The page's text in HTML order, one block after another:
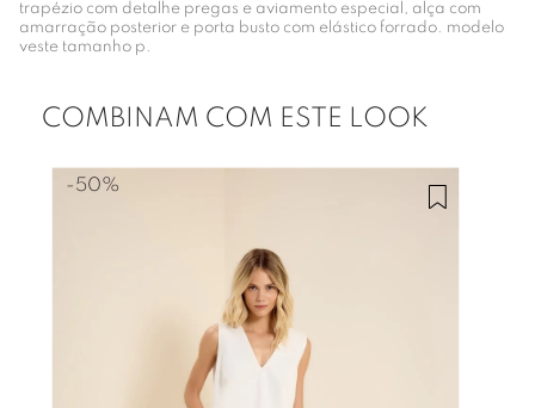
trapézio com detalhe pregas e aviamento especial, alça com
amarração posterior e porta busto com elástico forrado. modelo
veste tamanho p.
COMBINAM COM ESTE LOOK
-50%